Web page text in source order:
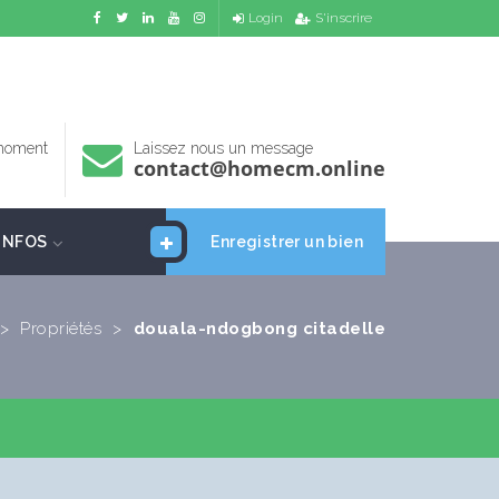
Login S'inscrire
Laissez nous un message
contact@homecm.online
Enregistrer un bien
> Propriétés > douala-ndogbong citadelle